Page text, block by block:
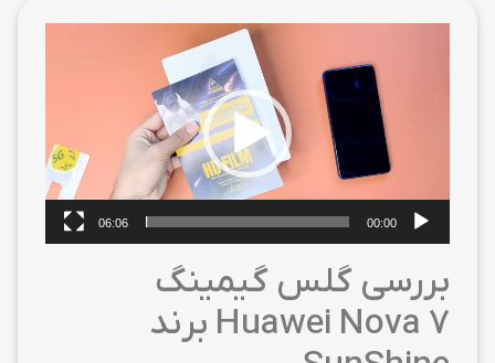
00:00
06:06
بررسی گلس گیمینگ
Huawei Nova 7 برند